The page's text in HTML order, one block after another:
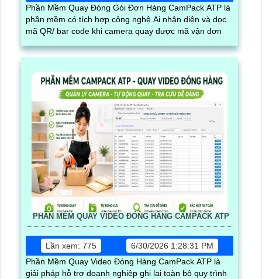
Phần Mềm Quay Đóng Gói Đơn Hàng CamPack ATP là
phần mềm có tích hợp công nghệ Ai nhận diện và dọc
mã QR/ bar code khi camera quay được mã vận đơn
PHẦN MỀM QUAY VIDEO ĐÓNG HÀNG CAMPACK ATP
Lần xem: 775
6/30/2026 1:28:31 PM
Phần Mềm Quay Video Đóng Hàng CamPack ATP là
giải pháp hỗ trợ doanh nghiệp ghi lại toàn bộ quy trình